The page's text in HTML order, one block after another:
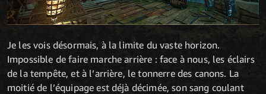
Je les vois désormais, à la limite du vaste horizon.
Impossible de faire marche arrière : face à nous, les éclairs
de la tempête, et à l’arrière, le tonnerre des canons. La
moitié de l’équipage est déjà décimée, son sang coulant